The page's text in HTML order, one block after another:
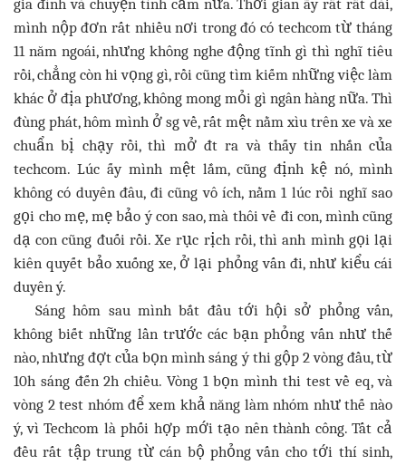
gia đình và chuyện tình cảm nữa. Thời gian ấy rất rất dài,
mình nộp đơn rất nhiều nơi trong đó có techcom từ tháng
11 năm ngoái, nhưng không nghe động tĩnh gì thì nghĩ tiêu
rồi, chẳng còn hi vọng gì, rồi cũng tìm kiếm những việc làm
khác ở địa phương, không mong mỏi gì ngân hàng nữa. Thì
đùng phát, hôm mình ở sg về, rất mệt nằm xìu trên xe và xe
chuẩn bị chạy rồi, thì mở đt ra và thấy tin nhắn của
techcom. Lúc ấy mình mệt lắm, cũng định kệ nó, mình
không có duyên đâu, đi cũng vô ích, nằm 1 lúc rồi nghĩ sao
gọi cho mẹ, mẹ bảo ý con sao, mà thôi về đi con, mình cũng
dạ con cũng đuối rồi. Xe rục rịch rồi, thì anh mình gọi lại
kiên quyết bảo xuống xe, ở lại phỏng vấn đi, như kiểu cái
duyên ý.
Sáng hôm sau mình bắt đầu tới hội sở phỏng vấn,
không biết những lần trước các bạn phỏng vấn như thế
nào, nhưng đợt của bọn mình sáng ý thi gộp 2 vòng đầu, từ
10h sáng đến 2h chiều. Vòng 1 bọn mình thi test về eq, và
vòng 2 test nhóm để xem khả năng làm nhóm như thế nào
ý, vì Techcom là phối hợp mới tạo nên thành công. Tất cả
đều rất tập trung từ cán bộ phỏng vấn cho tới thí sinh,